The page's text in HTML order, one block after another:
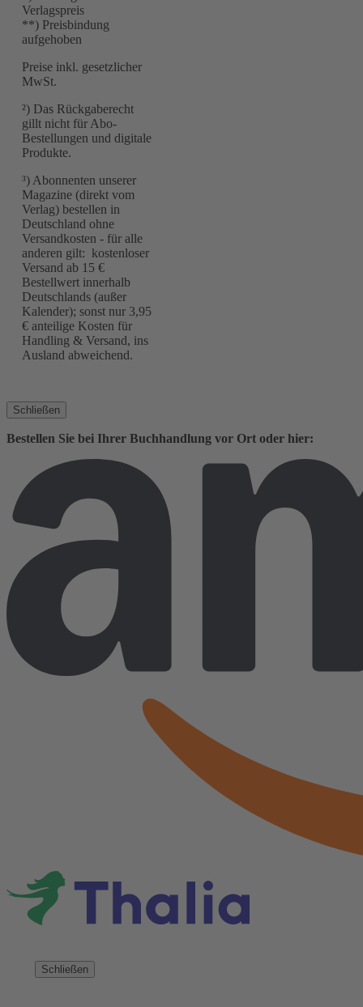
Verlagspreis
**) Preisbindung
aufgehoben
Preise inkl. gesetzlicher
MwSt.
²) Das Rückgaberecht
gillt nicht für Abo-
Bestellungen und digitale
Produkte.
³) Abonnenten unserer
Magazine (direkt vom
Verlag) bestellen in
Deutschland ohne
Versandkosten - für alle
anderen gilt: kostenloser
Versand ab 15 €
Bestellwert innerhalb
Deutschlands (außer
Kalender); sonst nur 3,95
€ anteilige Kosten für
Handling & Versand, ins
Ausland abweichend.
Schließen
Bestellen Sie bei Ihrer Buchhandlung vor Ort oder hier:
Schließen